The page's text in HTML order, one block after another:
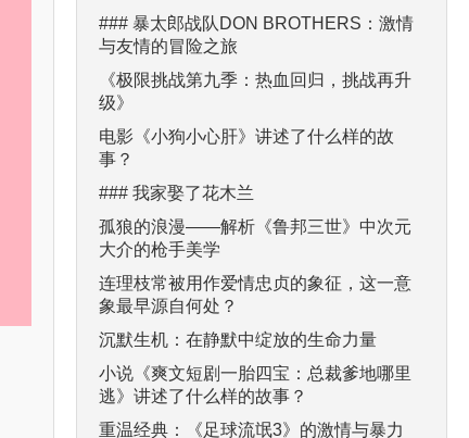
### 暴太郎战队DON BROTHERS：激情
与友情的冒险之旅
《极限挑战第九季：热血回归，挑战再升
级》
电影《小狗小心肝》讲述了什么样的故
事？
### 我家娶了花木兰
孤狼的浪漫——解析《鲁邦三世》中次元
大介的枪手美学
连理枝常被用作爱情忠贞的象征，这一意
象最早源自何处？
沉默生机：在静默中绽放的生命力量
小说《爽文短剧一胎四宝：总裁爹地哪里
逃》讲述了什么样的故事？
重温经典：《足球流氓3》的激情与暴力